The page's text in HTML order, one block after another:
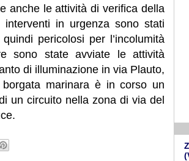
anche le attività di verifica della
in urgenza sono stati
pericolosi per l’incolumità
sono state avviate le attività
di illuminazione in via Plauto,
marinara è in corso un
un circuito nella zona di via del